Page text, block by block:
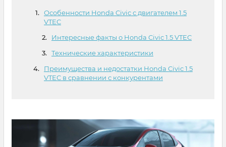
Особенности Honda Civic с двигателем 1.5
VTEC
Интересные факты о Honda Civic 1.5 VTEC
Технические характеристики
Преимущества и недостатки Honda Civic 1.5
VTEC в сравнении с конкурентами